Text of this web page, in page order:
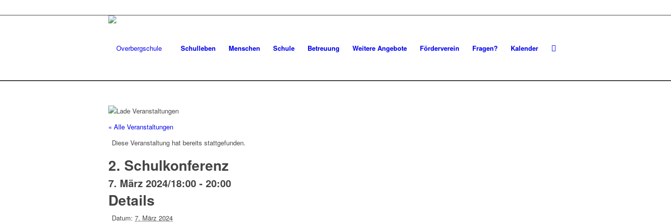
Schulleben Menschen Schule Betreuung Weitere Angebote Förderverein Fragen? Kalender
« Alle Veranstaltungen
Diese Veranstaltung hat bereits stattgefunden.
2. Schulkonferenz
7. März 2024/18:00 - 20:00
Details
Datum: 7. März 2024